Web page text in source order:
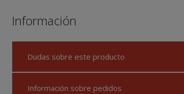
Información
Dudas sobre este producto
Información sobre pedidos